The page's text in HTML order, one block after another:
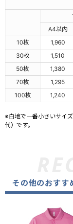
A4以内
10枚
1,960
30枚
1,510
50枚
1,380
70枚
1,295
100枚
1,240
※白地で一番小さいサイ
代）です。
その他のおすす